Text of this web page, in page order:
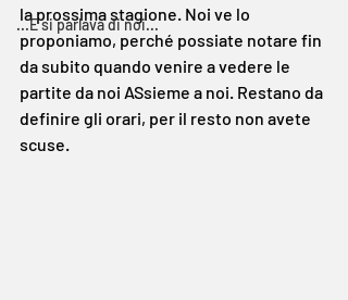
...E si parlava di noi...
la prossima stagione. Noi ve lo
proponiamo, perché possiate notare fin
da subito quando venire a vedere le
partite da noi ASsieme a noi. Restano da
definire gli orari, per il resto non avete
scuse.